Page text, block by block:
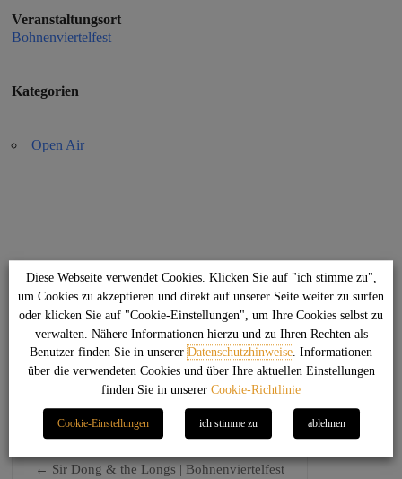
Veranstaltungsort
Bohnenviertelfest
Kategorien
Open Air
Sir Dong & the Longs
Das Sir Dong & the Longs Event im Bohnenviertel in Stuttgart!
Ba de ya – say do you remember….
← Sir Dong & the Longs | Bohnenviertelfest
Diese Webseite verwendet Cookies. Klicken Sie auf "ich stimme zu",
um Cookies zu akzeptieren und direkt auf unserer Seite weiter zu surfen
oder klicken Sie auf "Cookie-Einstellungen", um Ihre Cookies selbst zu
verwalten. Nähere Informationen hierzu und zu Ihren Rechten als
Benutzer finden Sie in unsererDatenschutzhinweise. Informationen
über die verwendeten Cookies und über Ihre aktuellen Einstellungen
finden Sie in unserer Cookie-Richtlinie
Cookie-Einstellungen ich stimme zu ablehnen